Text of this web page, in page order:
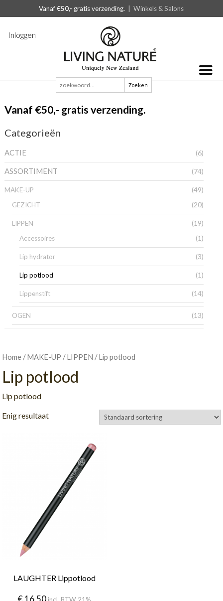
Vanaf€50,- gratis verzending. |Winkels & Salons
Inloggen
Zoeken
naar:
Vanaf €50,- gratis verzending.
Categorieën
ACTIE (6)
ASSORTIMENT (74)
MAKE-UP (49)
GEZICHT (20)
LIPPEN (19)
Accessoires (1)
Lip hydrator (3)
Lip potlood (1)
Lippenstift (14)
OGEN (13)
Home /MAKE-UP /LIPPEN / Lip potlood
Lip potlood
Lip potlood
Enig resultaat
LAUGHTER Lippotlood
€16.50 incl. BTW 21%